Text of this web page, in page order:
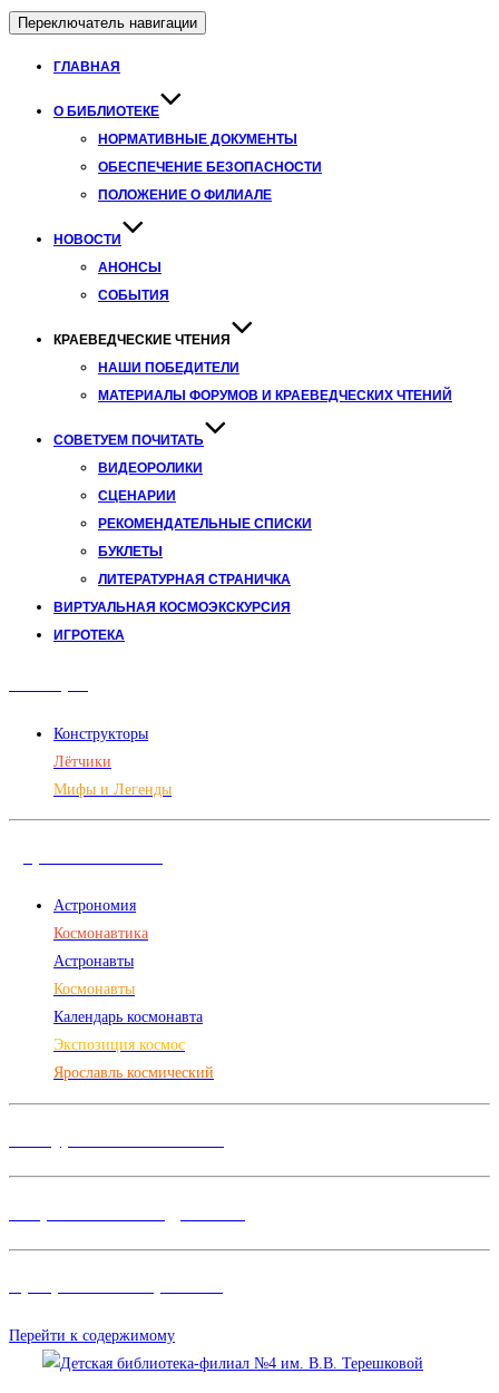
Переключатель навигации
ГЛАВНАЯ
О БИБЛИОТЕКЕ
НОРМАТИВНЫЕ ДОКУМЕНТЫ
ОБЕСПЕЧЕНИЕ БЕЗОПАСНОСТИ
ПОЛОЖЕНИЕ О ФИЛИАЛЕ
НОВОСТИ
АНОНСЫ
СОБЫТИЯ
КРАЕВЕДЧЕСКИЕ ЧТЕНИЯ
НАШИ ПОБЕДИТЕЛИ
МАТЕРИАЛЫ ФОРУМОВ И КРАЕВЕДЧЕСКИХ ЧТЕНИЙ
СОВЕТУЕМ ПОЧИТАТЬ
ВИДЕОРОЛИКИ
СЦЕНАРИИ
РЕКОМЕНДАТЕЛЬНЫЕ СПИСКИ
БУКЛЕТЫ
ЛИТЕРАТУРНАЯ СТРАНИЧКА
ВИРТУАЛЬНАЯ КОСМОЭКСКУРСИЯ
ИГРОТЕКА
Конструкторы
Лётчики
Мифы и Легенды
Астрономия
Космонавтика
Астронавты
Космонавты
Календарь космонавта
Экспозиция космос
Ярославль космический
Перейти к содержимому